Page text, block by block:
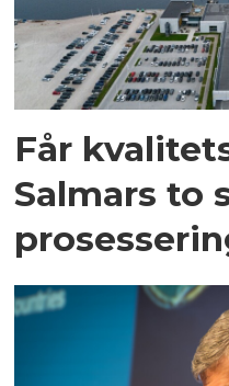
Får
Salmars to